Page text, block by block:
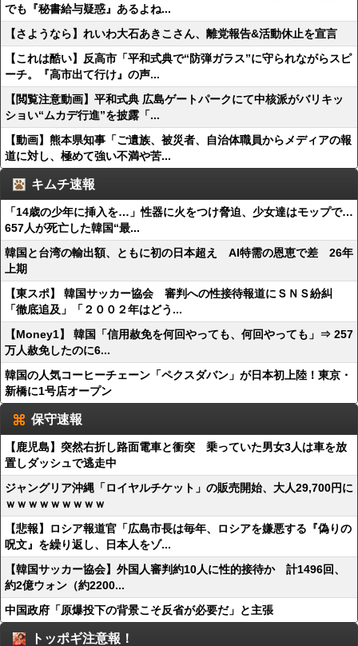
でも『秘書給与疑惑』あるよね...
【さようなら】れいわ大石あきこさん、離党報告&活動休止を宣言
【これは酷い】反高市「平和式典で“防弾ガラス”に守られながらスピ
ーチ。『高市出て行け』の声...
【閲覧注意動画】平和式典 広島ゲートパークにて中核派がバリキッ
ショい“ムカデ行進”を披露「...
【動画】熊本県知事「ご遺族、被災者、自治体職員からメディアの報
道に対し、極めて強い不満や苦...
キムチ速報
「14歳の少年に挿入を…」性器に火をつけ脅迫、少女達はモップで…
657人が死亡した韓国“最...
韓国と台湾の輸出額、ともに初の日本超え AI特需の恩恵で差 26年
上期
【東スポ】 韓国サッカー協会 審判への性接待報道にＳＮＳ紛糾
「徹底追及」「２００２年はどう...
【Money1】 韓国「信用赦免を何回やっても、何回やっても」⇒ 257
万人赦免したのに6...
韓国の人気コーヒーチェーン「ペクスダバン」が日本初上陸！東京・
新橋に1号店オープン
保守速報
【鹿児島】突然右折し路面電車と衝突 乗っていた男女3人は車を放
置しダッシュで逃走中
ジャングリア沖縄「ロイヤルチケット」の販売開始、大人29,700円に
ｗｗｗｗｗｗｗｗｗ
【悲報】ロシア報道官「広島市長は毎年、ロシアを嫌悪する『偽りの
呪文』を繰り返し、日本人をゾ...
【韓国サッカー協会】外国人審判約10人に性的接待か 計1496回、
約2億ウォン（約2200...
中国政府「原爆投下の背景こそ反省が必要だ」と主張
トッポギ注意報！